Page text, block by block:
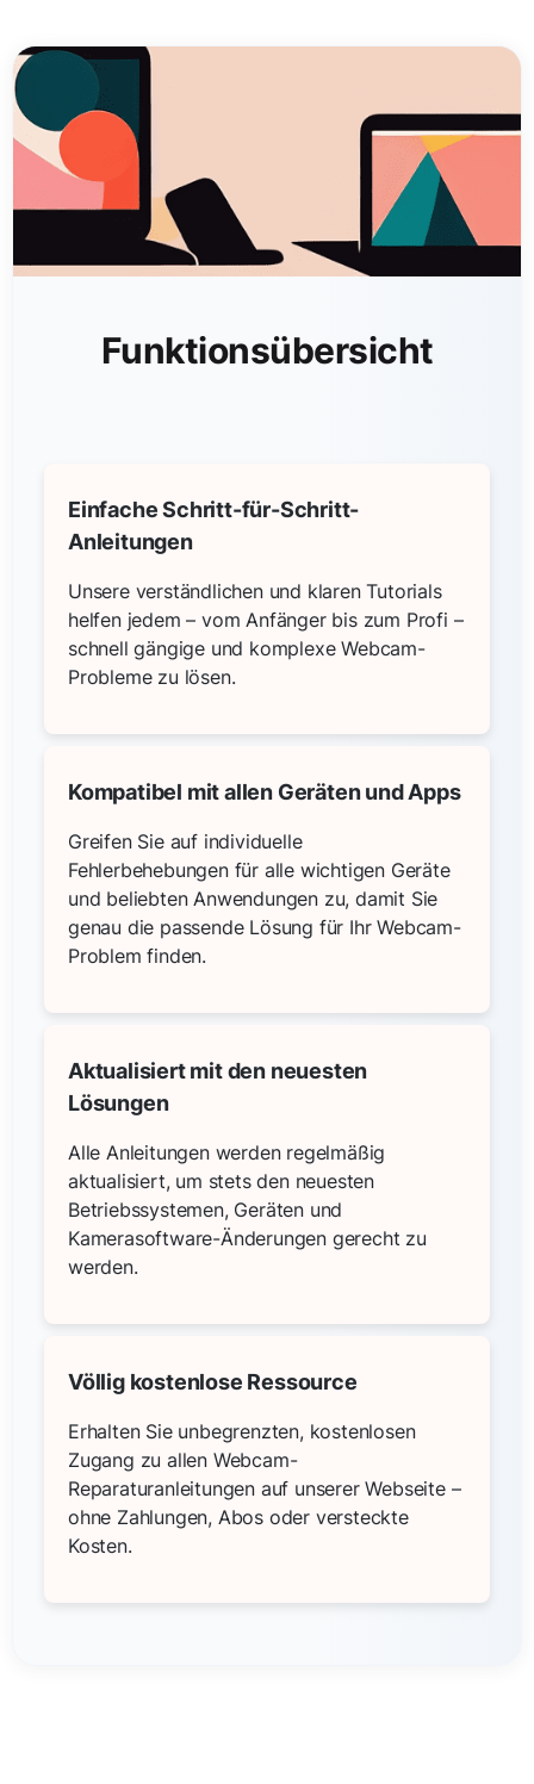
Funktionsübersicht
Einfache Schritt-für-Schritt-
Anleitungen
Unsere verständlichen und klaren Tutorials
helfen jedem – vom Anfänger bis zum Profi –
schnell gängige und komplexe Webcam-
Probleme zu lösen.
Kompatibel mit allen Geräten und Apps
Greifen Sie auf individuelle
Fehlerbehebungen für alle wichtigen Geräte
und beliebten Anwendungen zu, damit Sie
genau die passende Lösung für Ihr Webcam-
Problem finden.
Aktualisiert mit den neuesten
Lösungen
Alle Anleitungen werden regelmäßig
aktualisiert, um stets den neuesten
Betriebssystemen, Geräten und
Kamerasoftware-Änderungen gerecht zu
werden.
Völlig kostenlose Ressource
Erhalten Sie unbegrenzten, kostenlosen
Zugang zu allen Webcam-
Reparaturanleitungen auf unserer Webseite –
ohne Zahlungen, Abos oder versteckte
Kosten.